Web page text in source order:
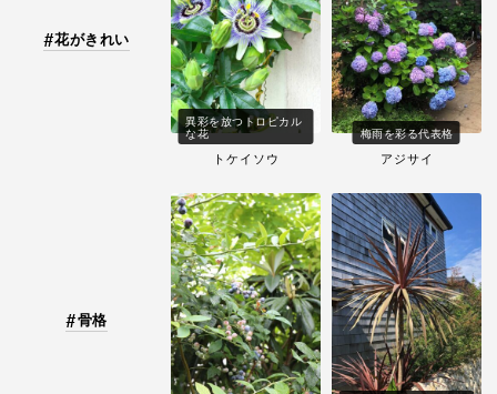
花がきれい
異彩を放つトロピカル
な花
トケイソウ
梅雨を彩る代表格
アジサイ
骨格